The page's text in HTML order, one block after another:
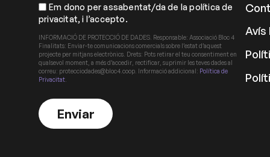
Em dono per assabentat/da de la política de
privacitat, i l’accepto.
INFORMACIÓ DE PROTECCIÓ DE DADES. Responsable: Associació Bloc 4
Finalitats: Enviar-te comunicacions comercials sobre l’estat d’aquest
projecte per mitjans electrònics. Drets: Pots retirar el teu consentiment en
qualsevol moment, a més d’accedir, rectificar, suprimir les teves dades al
correu: protecciodades@bloc4.coop. Informació addicional: Política de
Privacitat
Enviar
Avís